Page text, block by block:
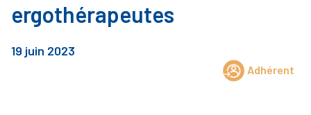
ergothérapeutes
19 juin 2023
Adhérent